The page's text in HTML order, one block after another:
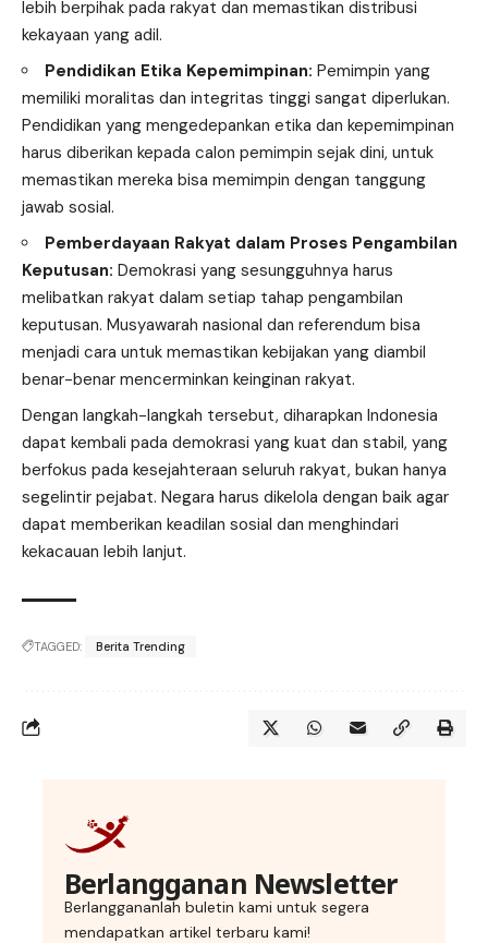
lebih berpihak pada rakyat dan memastikan distribusi
kekayaan yang adil.
Pendidikan Etika Kepemimpinan: Pemimpin yang
memiliki moralitas dan integritas tinggi sangat diperlukan.
Pendidikan yang mengedepankan etika dan kepemimpinan
harus diberikan kepada calon pemimpin sejak dini, untuk
memastikan mereka bisa memimpin dengan tanggung
jawab sosial.
Pemberdayaan Rakyat dalam Proses Pengambilan
Keputusan: Demokrasi yang sesungguhnya harus
melibatkan rakyat dalam setiap tahap pengambilan
keputusan. Musyawarah nasional dan referendum bisa
menjadi cara untuk memastikan kebijakan yang diambil
benar-benar mencerminkan keinginan rakyat.
Dengan langkah-langkah tersebut, diharapkan Indonesia
dapat kembali pada demokrasi yang kuat dan stabil, yang
berfokus pada kesejahteraan seluruh rakyat, bukan hanya
segelintir pejabat. Negara harus dikelola dengan baik agar
dapat memberikan keadilan sosial dan menghindari
kekacauan lebih lanjut.
TAGGED: Berita Trending
Berlangganan Newsletter
Berlanggananlah buletin kami untuk segera
mendapatkan artikel terbaru kami!